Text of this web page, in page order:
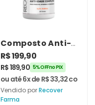
Composto Anti-
idade Completa
30 doses By Dr.
Antônio –
Recover Farma
R$199,90
R$189,90 5% OFF no PIX
ou até 6x de R$33,32com
Vendido porRecover
Farma